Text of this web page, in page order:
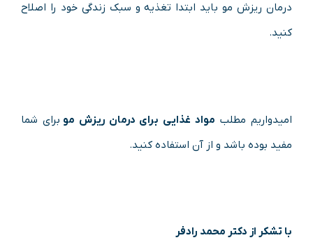
درمان ریزش مو باید ابتدا تغذیه و سبک زندگی خود را اصلاح
کنید.
امیدواریم مطلب مواد غذایی برای درمان ریزش مو برای شما
مفید بوده باشد و از آن استفاده کنید.
با تشکر از دکتر محمد رادفر